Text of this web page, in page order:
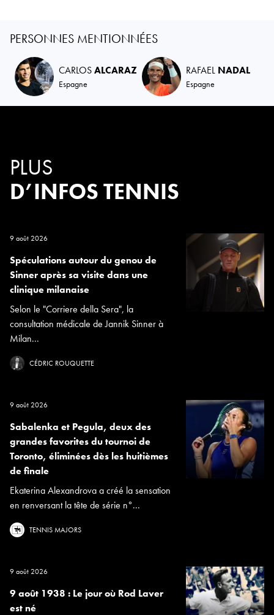
PERSONNES MENTIONNÉES
CARLOSALCARAZ
Espagne
RAFAEL NADAL
Espagne
PLUS
D’INFOS TENNIS
9 août 2026
Spéculations autour du genou de
Sinner après sa visite dans une
clinique milanaise
Selon le "Corriere della Sera", la
consultation médicale de Jannik Sinner à
Milan...
CÉDRIC ROUQUETTE
9 août 2026
Sabalenka et Pegula, deux des
grandes favorites du tournoi de
Toronto, éliminées dès les huitièmes
de finale
Ekaterina Alexandrova a créé la sensation
en renversant la tête de série n°...
TENNIS MAJORS
9 août 2026
9 août 1938 : Le jour où Rod Laver
est né